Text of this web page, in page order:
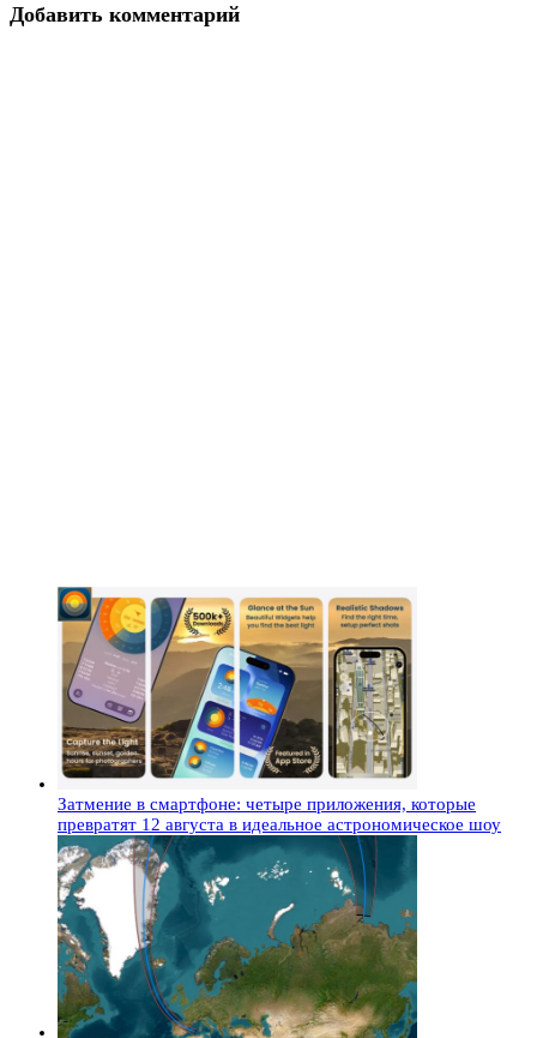
Добавить комментарий
Затмение в смартфоне: четыре приложения, которые
превратят 12 августа в идеальное астрономическое шоу